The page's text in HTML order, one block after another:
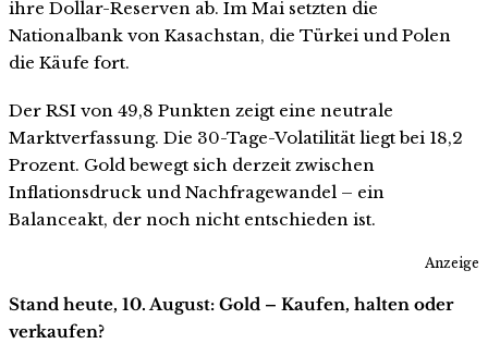
ihre Dollar-Reserven ab. Im Mai setzten die
Nationalbank von Kasachstan, die Türkei und Polen
die Käufe fort.
Der RSI von 49,8 Punkten zeigt eine neutrale
Marktverfassung. Die 30-Tage-Volatilität liegt bei 18,2
Prozent. Gold bewegt sich derzeit zwischen
Inflationsdruck und Nachfragewandel – ein
Balanceakt, der noch nicht entschieden ist.
Anzeige
Stand heute, 10. August: Gold – Kaufen, halten oder
verkaufen?